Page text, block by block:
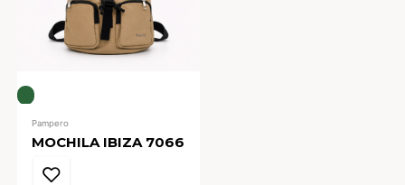
Pampero
MOCHILA IBIZA 7066